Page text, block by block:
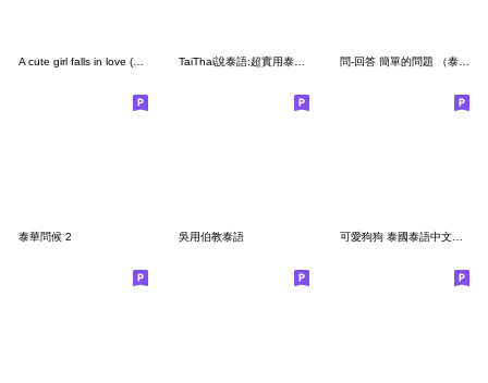
問-回答 簡單的問題 （泰國-台灣人）
泰華問候 2 吳用伯教泰語 可愛狗狗 泰國泰語中文雙語翻譯